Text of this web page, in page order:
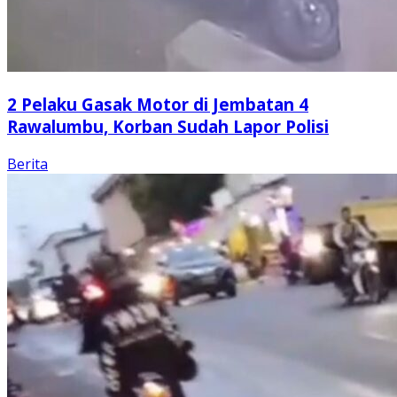
2 Pelaku Gasak Motor di Jembatan 4
Rawalumbu, Korban Sudah Lapor Polisi
Berita